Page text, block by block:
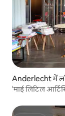
Anderlecht में
'माई लिटिल